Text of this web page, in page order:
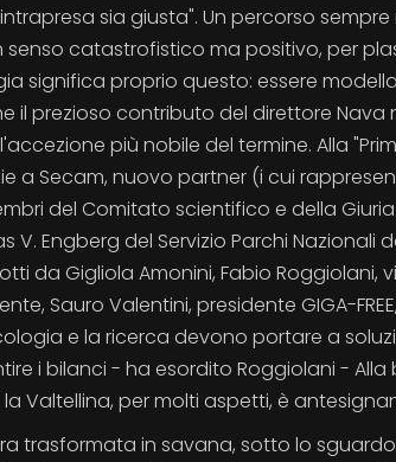
sia giusta". Un percorso
senso catastrofistico ma positivo, per
significa proprio questo: essere
il prezioso contributo del direttore Nava
più nobile del termine. Alla
a Secam, nuovo partner (i cui
del Comitato scientifico e della
V. Engberg del Servizio Parchi Nazionali
da Gigliola Amonini, Fabio Roggiolani,
Sauro Valentini, presidente GIGA-
e la ricerca devono portare a
i bilanci - ha esordito Roggiolani -
Valtellina, per molti aspetti, è
trasformata in savana, sotto lo